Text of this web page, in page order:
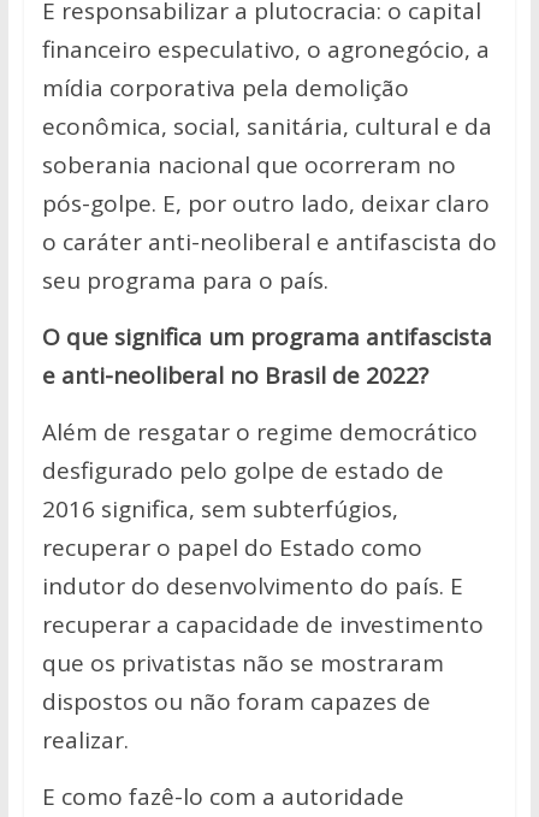
E responsabilizar a plutocracia: o capital
financeiro especulativo, o agronegócio, a
mídia corporativa pela demolição
econômica, social, sanitária, cultural e da
soberania nacional que ocorreram no
pós-golpe. E, por outro lado, deixar claro
o caráter anti-neoliberal e antifascista do
seu programa para o país.
O que significa um programa antifascista
e anti-neoliberal no Brasil de 2022?
Além de resgatar o regime democrático
desfigurado pelo golpe de estado de
2016 significa, sem subterfúgios,
recuperar o papel do Estado como
indutor do desenvolvimento do país. E
recuperar a capacidade de investimento
que os privatistas não se mostraram
dispostos ou não foram capazes de
realizar.
E como fazê-lo com a autoridade